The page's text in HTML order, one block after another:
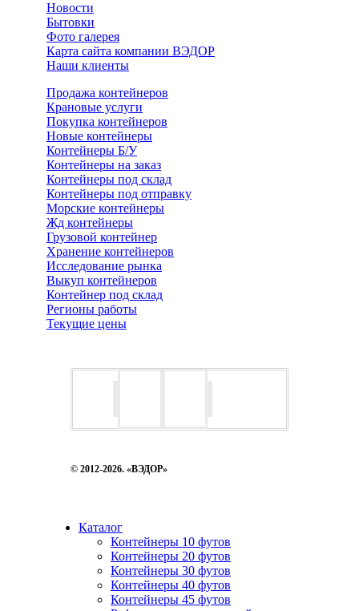
Новости
Бытовки
Фото галерея
Карта сайта компании ВЭДОР
Наши клиенты
Продажа контейнеров
Крановые услуги
Покупка контейнеров
Новые контейнеры
Контейнеры Б/У
Контейнеры на заказ
Контейнеры под склад
Контейнеры под отправку
Морские контейнеры
Жд контейнеры
Грузовой контейнер
Хранение контейнеров
Исследование рынка
Выкуп контейнеров
Контейнер под склад
Регионы работы
Текущие цены
© 2012-2026. «ВЭДОР»
Каталог
Контейнеры 10 футов
Контейнеры 20 футов
Контейнеры 30 футов
Контейнеры 40 футов
Контейнеры 45 футов